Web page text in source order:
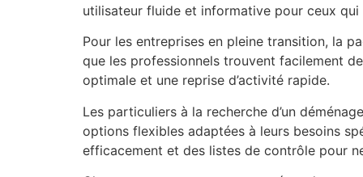
utilisateur fluide et informative pour ceux
Pour les entreprises en pleine transition, la
que les professionnels trouvent facilement
optimale et une reprise d’activité rapide.
Les particuliers à la recherche d’un
options flexibles adaptées à leurs besoins
efficacement et des listes de contrôle pour